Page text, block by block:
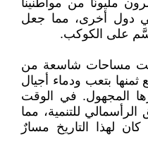
مليونًا من مواطنينا
دول أخرى، مما جعل
على الكوكب.
مساحات شاسعة من
ثمنها بتعب ودماء أجيال
المجهول. في الوقت
للتنمية، مما
لهذا التاريخ مسارٌ